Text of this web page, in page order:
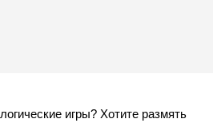
игры? Хотите размять